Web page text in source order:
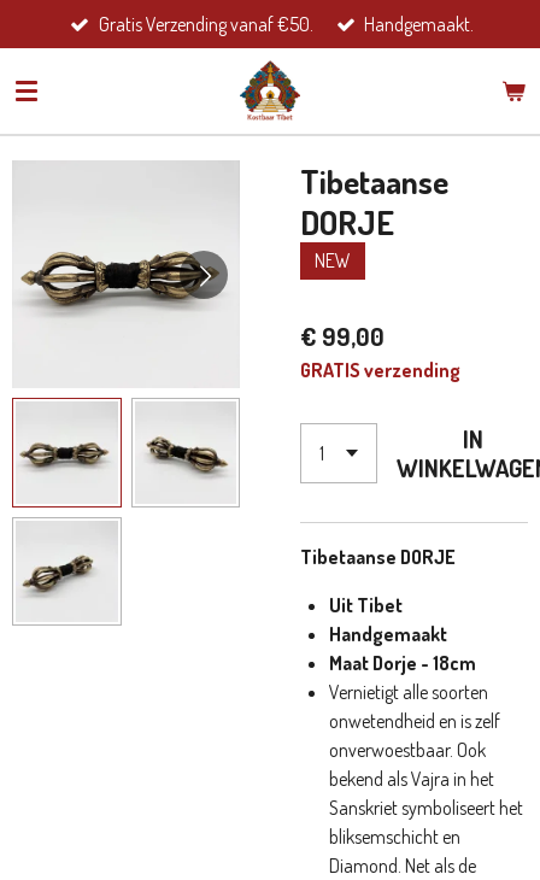
direct
naar
hoofdinhoud
Gratis Verzending vanaf €50. Handgemaakt.
Tibetaanse
DORJE
NEW
€ 99,00
GRATIS verzending
IN
Tibetaanse DORJE
Uit Tibet
Handgemaakt
Maat Dorje - 18cm
Vernietigt alle soorten
onwetendheid en is zelf
onverwoestbaar. Ook
bekend als Vajra in het
Sanskriet symboliseert het
bliksemschicht en
Diamond. Net als de